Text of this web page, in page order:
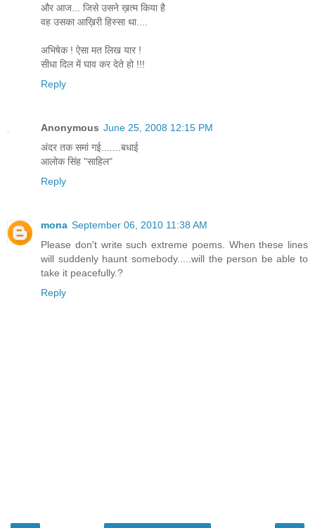
और आज... जिसे उसने ख़त्म किया है
वह उसका आख़िरी हिस्सा था....
अभिषेक ! ऐसा मत लिख यार !
सीधा दिल में घाव कर देते हो !!!
Reply
Anonymous June 25, 2008 12:15 PM
अंदर तक समां गई.......बधाई
आलोक सिंह "साहिल"
Reply
mona September 06, 2010 11:38 AM
Please don't write such extreme poems. When these lines
will suddenly haunt somebody.....will the person be able to
take it peacefully.?
Reply